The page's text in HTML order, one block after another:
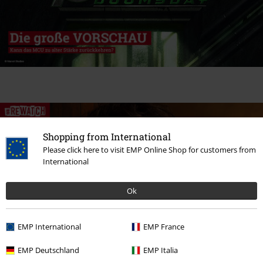
Shopping from International
Please click here to visit EMP Online Shop for customers from
International
Ok
EMP International EMP France
EMP Deutschland EMP Italia